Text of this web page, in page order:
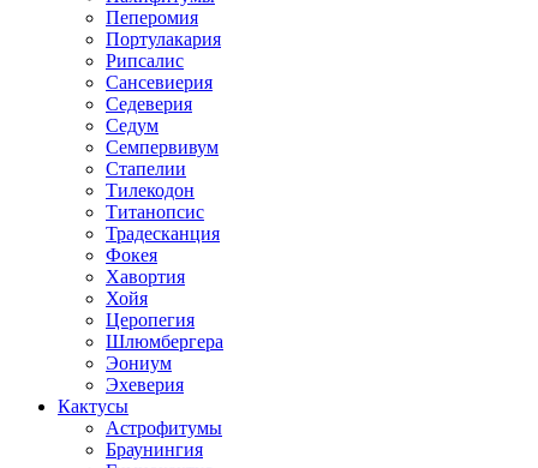
Пеперомия
Портулакария
Рипсалис
Сансевиерия
Седеверия
Седум
Семпервивум
Стапелии
Тилекодон
Титанопсис
Традесканция
Фокея
Хавортия
Хойя
Церопегия
Шлюмбергера
Эониум
Эхеверия
Кактусы
Астрофитумы
Браунингия